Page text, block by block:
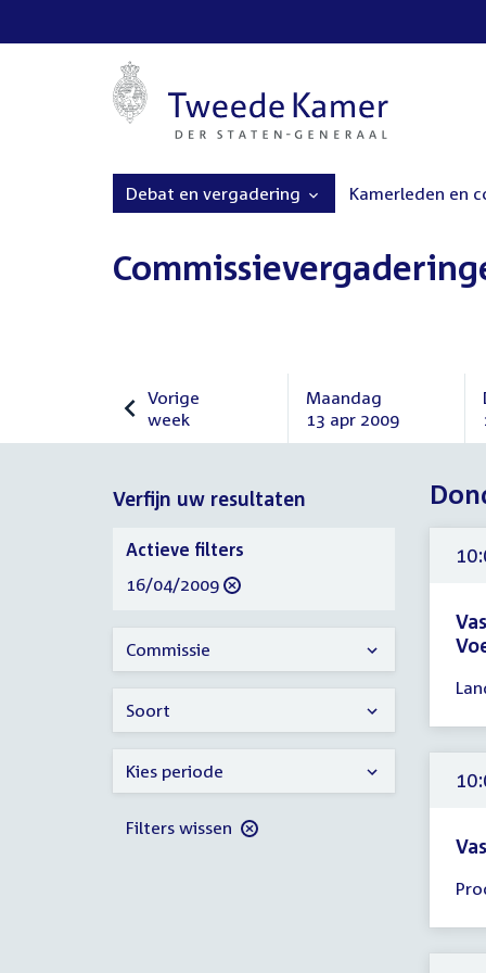
Debat en vergadering Kamerleden en
Vorige
week
Vorige
Maandag
13 apr 2009
Maandag
Verfijn uw resultaten
-
-
Verfijn
uw
resultaten
Actieve filters
verwijder
16/04/2009
Commissie
Soort
Kies periode
Filters wissen